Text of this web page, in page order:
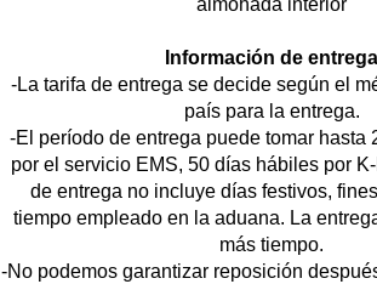
almohada interior
Información de entrega
-La tarifa de entrega se decide según el
país para la entrega.
-El período de entrega puede tomar hasta
por el servicio EMS, 50 días hábiles por
de entrega no incluye días festivos,
tiempo empleado en la aduana. La
más tiempo.
-No podemos garantizar reposición